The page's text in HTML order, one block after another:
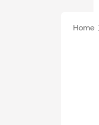
Home